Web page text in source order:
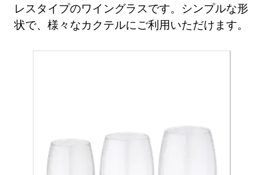
レスタイプのワイングラスです。シンプルな形
状で、様々なカクテルにご利用いただけます。